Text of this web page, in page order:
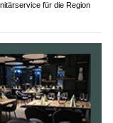
für die Region